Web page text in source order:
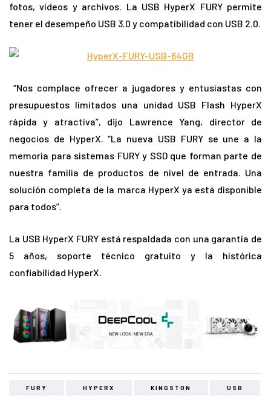
fotos, vídeos y archivos. La USB HyperX FURY permite
tener el desempeño USB 3.0 y compatibilidad con USB 2.0.
“Nos complace ofrecer a jugadores y entusiastas con
presupuestos limitados una unidad USB Flash HyperX
rápida y atractiva”, dijo Lawrence Yang, director de
negocios de HyperX. “La nueva USB FURY se une a la
memoria para sistemas FURY y SSD que forman parte de
nuestra familia de productos de nivel de entrada. Una
solución completa de la marca HyperX ya está disponible
para todos”.
La USB HyperX FURY está respaldada con una garantía de
5 años, soporte técnico gratuito y la histórica
confiabilidad HyperX.
FURY HYPERX KINGSTON USB